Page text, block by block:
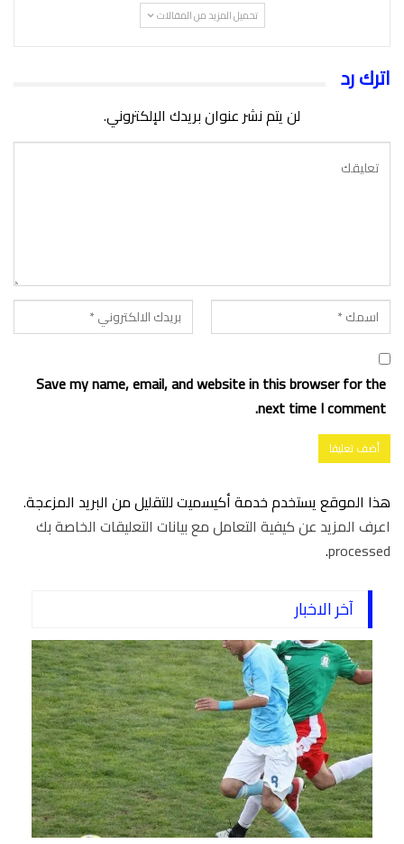
تحميل المزيد من المقالات
اترك رد
لن يتم نشر عنوان بريدك الإلكتروني.
Save my name, email, and website in this browser for the
next time I comment.
هذا الموقع يستخدم خدمة أكيسميت للتقليل من البريد المزعجة.
اعرف المزيد عن كيفية التعامل مع بيانات التعليقات الخاصة بك
processed
.
آخر الاخبار